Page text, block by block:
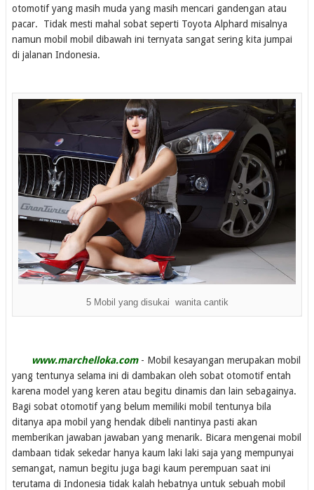
otomotif yang masih muda yang masih mencari gandengan atau
pacar. Tidak mesti mahal sobat seperti Toyota Alphard misalnya
namun mobil mobil dibawah ini ternyata sangat sering kita jumpai
di jalanan Indonesia.
5 Mobil yang disukai wanita cantik
www.marchelloka.com- Mobil kesayangan merupakan mobil
yang tentunya selama ini di dambakan oleh sobat otomotif entah
karena model yang keren atau begitu dinamis dan lain sebagainya.
Bagi sobat otomotif yang belum memiliki mobil tentunya bila
ditanya apa mobil yang hendak dibeli nantinya pasti akan
memberikan jawaban jawaban yang menarik. Bicara mengenai mobil
dambaan tidak sekedar hanya kaum laki laki saja yang mempunyai
semangat, namun begitu juga bagi kaum perempuan saat ini
terutama di Indonesia tidak kalah hebatnya untuk sebuah mobil